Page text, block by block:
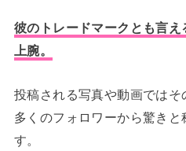
彼のトレードマークとも言
上腕。
投稿される写真や動画ではそ
多くのフォロワーから驚き
す。